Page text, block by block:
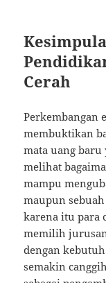
Cerah
Perkembangan
membuktikan
mata uang baru
melihat
mampu
maupun
karena itu para
memilih
dengan
semakin